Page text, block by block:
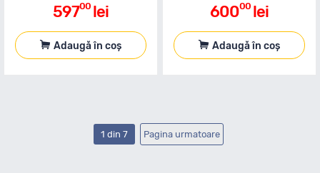
59700 lei
Adaugă în coș
60000 lei
Adaugă în coș
1 din 7 Pagina urmatoare